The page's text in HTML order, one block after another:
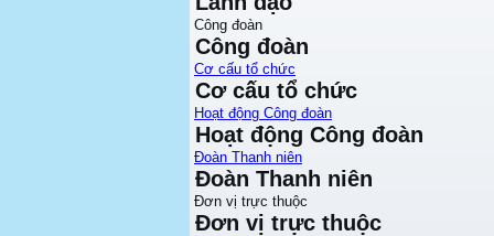
Công đoàn
Công đoàn
Cơ cấu tổ chức
Cơ cấu tổ chức
Hoạt động Công đoàn
Hoạt động Công đoàn
Đoàn Thanh niên
Đoàn Thanh niên
Đơn vị trực thuộc
Đơn vị trực thuộc